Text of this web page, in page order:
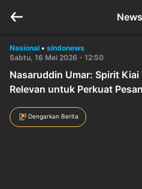
Nasional • sindonews
Sabtu, 16 Mei 2026 - 12:50
Nasaruddin Umar: Spirit
Relevan untuk Perkuat
Dengarkan Berita